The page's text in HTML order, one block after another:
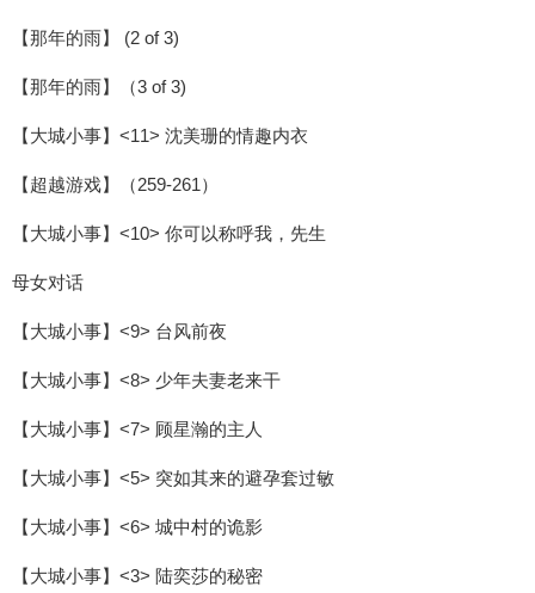
【那年的雨】 (2 of 3)
【那年的雨】（3 of 3)
【大城小事】<11> 沈美珊的情趣内衣
【超越游戏】（259-261）
【大城小事】<10> 你可以称呼我，先生
母女对话
【大城小事】<9> 台风前夜
【大城小事】<8> 少年夫妻老来干
【大城小事】<7> 顾星瀚的主人
【大城小事】<5> 突如其来的避孕套过敏
【大城小事】<6> 城中村的诡影
【大城小事】<3> 陆奕莎的秘密